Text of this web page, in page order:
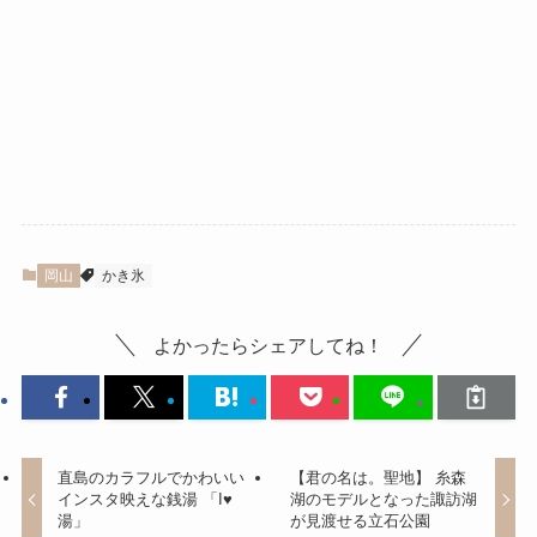
岡山 かき氷
よかったらシェアしてね！
直島のカラフルでかわいい
インスタ映えな銭湯 「I♥
湯」
【君の名は。聖地】 糸森
湖のモデルとなった諏訪湖
が見渡せる立石公園